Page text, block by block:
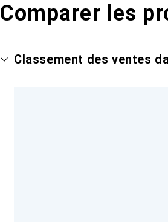
Comparer les
Classement des ventes